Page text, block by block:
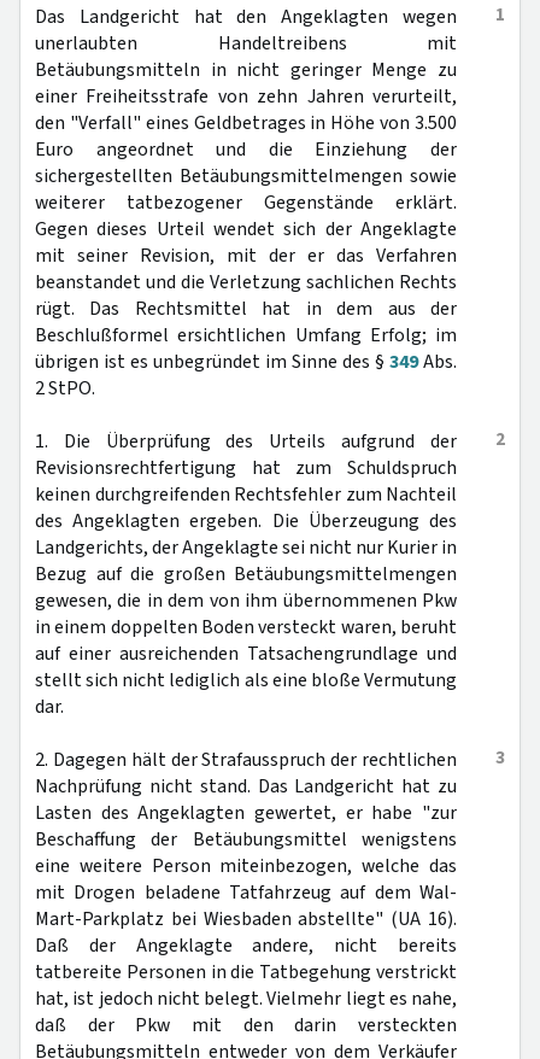
1
Das Landgericht hat den Angeklagten wegen
unerlaubten Handeltreibens mit
Betäubungsmitteln in nicht geringer Menge zu
einer Freiheitsstrafe von zehn Jahren verurteilt,
den "Verfall" eines Geldbetrages in Höhe von 3.500
Euro angeordnet und die Einziehung der
sichergestellten Betäubungsmittelmengen sowie
weiterer tatbezogener Gegenstände erklärt.
Gegen dieses Urteil wendet sich der Angeklagte
mit seiner Revision, mit der er das Verfahren
beanstandet und die Verletzung sachlichen Rechts
rügt. Das Rechtsmittel hat in dem aus der
Beschlußformel ersichtlichen Umfang Erfolg; im
übrigen ist es unbegründet im Sinne des § 349Abs.
2 StPO.
2
1. Die Überprüfung des Urteils aufgrund der
Revisionsrechtfertigung hat zum Schuldspruch
keinen durchgreifenden Rechtsfehler zum Nachteil
des Angeklagten ergeben. Die Überzeugung des
Landgerichts, der Angeklagte sei nicht nur Kurier in
Bezug auf die großen Betäubungsmittelmengen
gewesen, die in dem von ihm übernommenen Pkw
in einem doppelten Boden versteckt waren, beruht
auf einer ausreichenden Tatsachengrundlage und
stellt sich nicht lediglich als eine bloße Vermutung
dar.
3
2. Dagegen hält der Strafausspruch der rechtlichen
Nachprüfung nicht stand. Das Landgericht hat zu
Lasten des Angeklagten gewertet, er habe "zur
Beschaffung der Betäubungsmittel wenigstens
eine weitere Person miteinbezogen, welche das
mit Drogen beladene Tatfahrzeug auf dem Wal-
Mart-Parkplatz bei Wiesbaden abstellte" (UA 16).
Daß der Angeklagte andere, nicht bereits
tatbereite Personen in die Tatbegehung verstrickt
hat, ist jedoch nicht belegt. Vielmehr liegt es nahe,
daß der Pkw mit den darin versteckten
Betäubungsmitteln entweder von dem Verkäufer